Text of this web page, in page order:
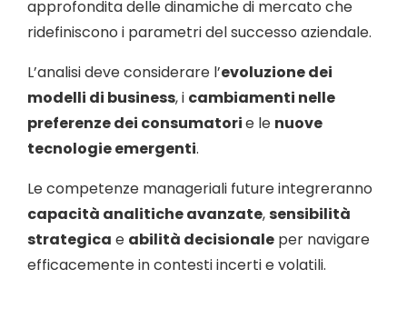
approfondita delle dinamiche di mercato che
ridefiniscono i parametri del successo aziendale.
L’analisi deve considerare l’evoluzione dei
modelli di business, i cambiamenti nelle
preferenze dei consumatorie le nuove
tecnologie emergenti.
Le competenze manageriali future integreranno
capacità analitiche avanzate,sensibilità
strategica e abilità decisionale per navigare
efficacemente in contesti incerti e volatili.